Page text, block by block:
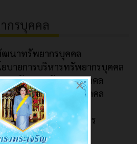
กรบุคคล
นาทรัพยากรบุคคล
บายการบริหารทรัพยากรบุคคล
ละพัฒนาทรัพยากรบุคคล
และพัฒนาทรัพยากรบุคคล
ยบายการปฏิบัติราชการ
Workplace)
×